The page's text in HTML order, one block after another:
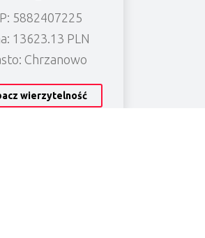
5882407225
13623.13 PLN
Chrzanowo
wierzytelność